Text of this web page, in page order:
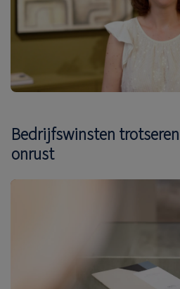
Bedrijfswinsten
onrust